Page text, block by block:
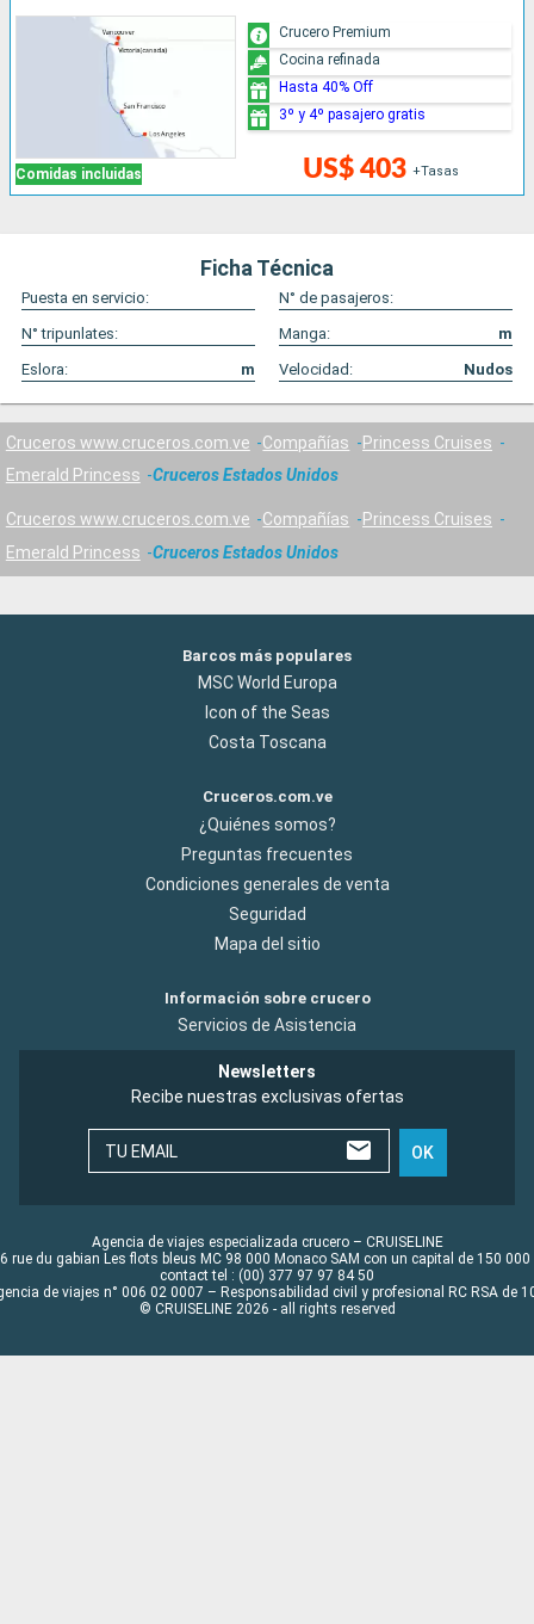
Comidas incluidas US$ 403 +Tasas
Crucero Premium
Cocina refinada
Hasta 40% Off
3º y 4º pasajero gratis
Ficha Técnica
Puesta en servicio:
N° de pasajeros:
N° tripunlates:
Manga:
m
Eslora:
m Velocidad: Nudos
Cruceros www.cruceros.com.ve Compañías
Princess Cruises
Emerald Princess
Cruceros Estados Unidos
Cruceros www.cruceros.com.ve Compañías
Princess Cruises
Emerald Princess
Cruceros Estados Unidos
Barcos más populares
MSC World Europa
Icon of the Seas
Costa Toscana
Cruceros.com.ve
¿Quiénes somos?
Preguntas frecuentes
Condiciones generales de venta
Seguridad
Mapa del sitio
Información sobre crucero
Servicios de Asistencia
Newsletters
Recibe nuestras exclusivas ofertas
TU EMAIL OK
Agencia de viajes especializada crucero – CRUISELINE
rue du gabian Les flots bleus MC 98 000 Monaco SAM con un capital de 150 000
contact tel : (00) 377 97 97 84 50
de viajes n° 006 02 0007 – Responsabilidad civil y profesional RC RSA de
© CRUISELINE 2026 - all rights reserved